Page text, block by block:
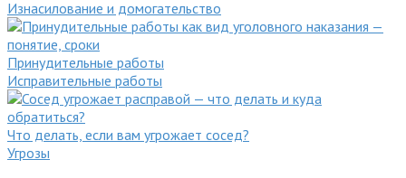
Изнасилование и домогательство
Принудительные работы
Исправительные работы
Что делать, если вам угрожает сосед?
Угрозы